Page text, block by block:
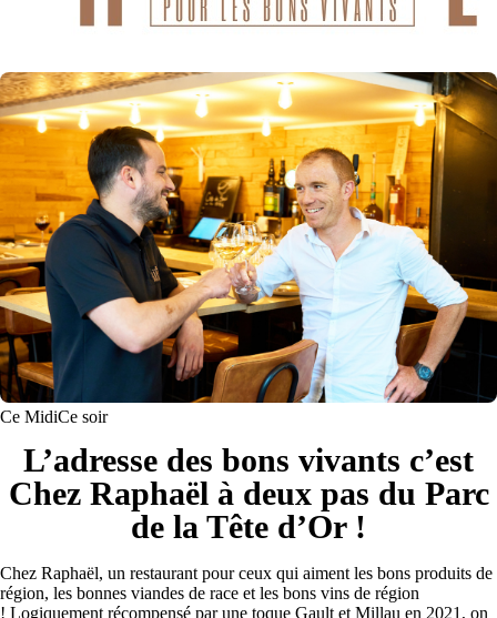
Ce MidiCe soir
L’adresse des bons vivants c’est
Chez Raphaël à deux pas du Parc
de la Tête d’Or !
Chez Raphaël, un restaurant pour ceux qui aiment les bons produits de
région, les bonnes viandes de race et les bons vins de région
! Logiquement récompensé par une toque Gault et Millau en 2021, on